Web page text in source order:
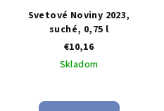
Svetové Noviny 2023,
suché, 0,75 l
€10,16
Skladom